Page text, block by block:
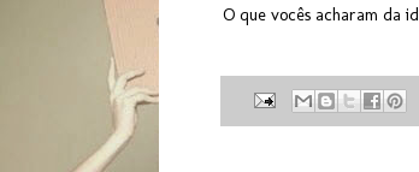
O que vocês acharam da